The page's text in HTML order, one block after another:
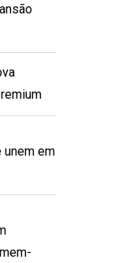
unem em